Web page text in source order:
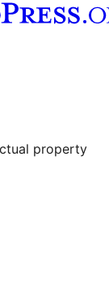
property